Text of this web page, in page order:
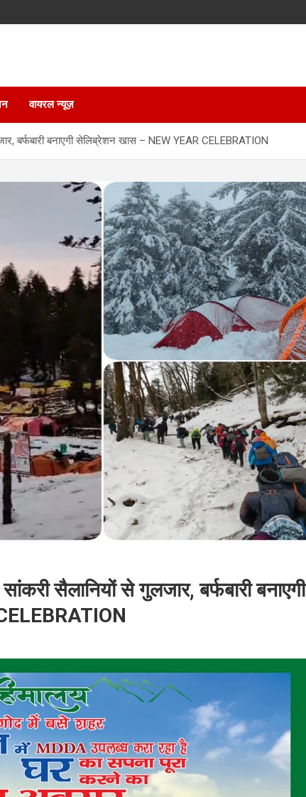
वायरल न्यूज़
बर्फबारी बनाएगी सेलिब्रेशन खास – NEW YEAR CELEBRATION
सैलानियों से गुलजार, बर्फबारी बनाएगी